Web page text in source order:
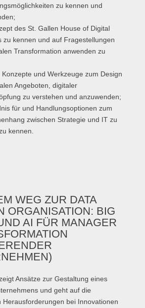
in Produktion und Logistik
Bauen-Umwelt
ÖPNV
und Logistik
zu kennen und
des St. Gallen House of Digital
zu kennen und auf Fragestellungen
Transformation anwenden zu
Konzepte und Werkzeuge zum Design
Angeboten, digitaler
zu verstehen und anzuwenden;
für und Handlungsoptionen zum
zwischen Strategie und IT zu
kennen.
WEG ZUR DATA
ORGANISATION: BIG
AI FÜR MANAGER
Ansätze zur Gestaltung eines
und geht auf die
Herausforderungen bei Innovationen